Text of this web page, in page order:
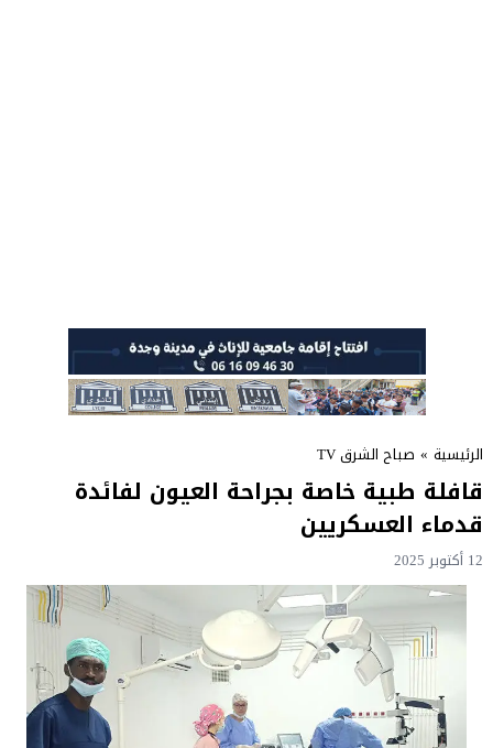
الرئيسية » صباح الشرق TV
قافلة طبية خاصة بجراحة العيون لفائدة
قدماء العسكريين
12 أكتوبر 2025